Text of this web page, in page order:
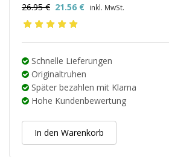
26.95€
Ursprünglicher
Preis
war:
26.95 €
21.56 €
Aktueller
Preis
ist:
21.56 €.
inkl. MwSt.
Schnelle Lieferungen
Originaltruhen
Später bezahlen mit Klarna
Hohe Kundenbewertung
In den Warenkorb